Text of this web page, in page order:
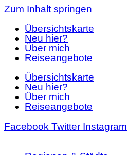
Zum Inhalt springen
Übersichtskarte
Neu hier?
Über mich
Reiseangebote
Übersichtskarte
Neu hier?
Über mich
Reiseangebote
Facebook Twitter Instagram